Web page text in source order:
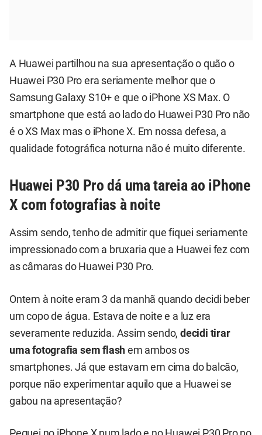
A Huawei partilhou na sua apresentação o quão o
Huawei P30 Pro era seriamente melhor que o
Samsung Galaxy S10+ e que o iPhone XS Max. O
smartphone que está ao lado do Huawei P30 Pro não
é o XS Max mas o iPhone X. Em nossa defesa, a
qualidade fotográfica noturna não é muito diferente.
Huawei P30 Pro dá uma tareia ao iPhone
X com fotografias à noite
Assim sendo, tenho de admitir que fiquei seriamente
impressionado com a bruxaria que a Huawei fez com
as câmaras do Huawei P30 Pro.
Ontem à noite eram 3 da manhã quando decidi beber
um copo de água. Estava de noite e a luz era
severamente reduzida. Assim sendo, decidi tirar
uma fotografia sem flashem ambos os
smartphones. Já que estavam em cima do balcão,
porque não experimentar aquilo que a Huawei se
gabou na apresentação?